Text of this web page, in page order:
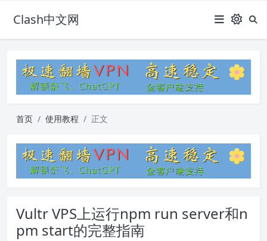
Clash中文网
首页 使用教程 正文
Vultr VPS上运行npm run server和n
pm start的完整指南